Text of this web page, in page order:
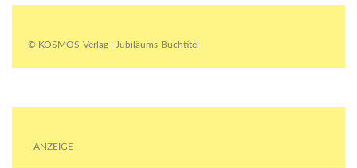
© KOSMOS-Verlag | Jubiläums-Buchtitel
- ANZEIGE -